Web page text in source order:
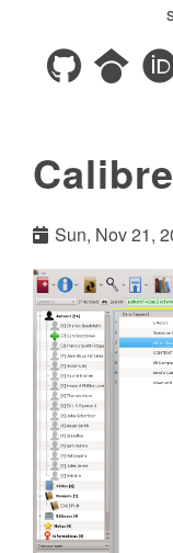
Calibre
Sun, Nov 21,